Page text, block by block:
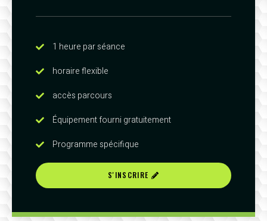
1 heure par séance
horaire flexible
accès parcours
Équipement fourni gratuitement
Programme spécifique
S'INSCRIRE